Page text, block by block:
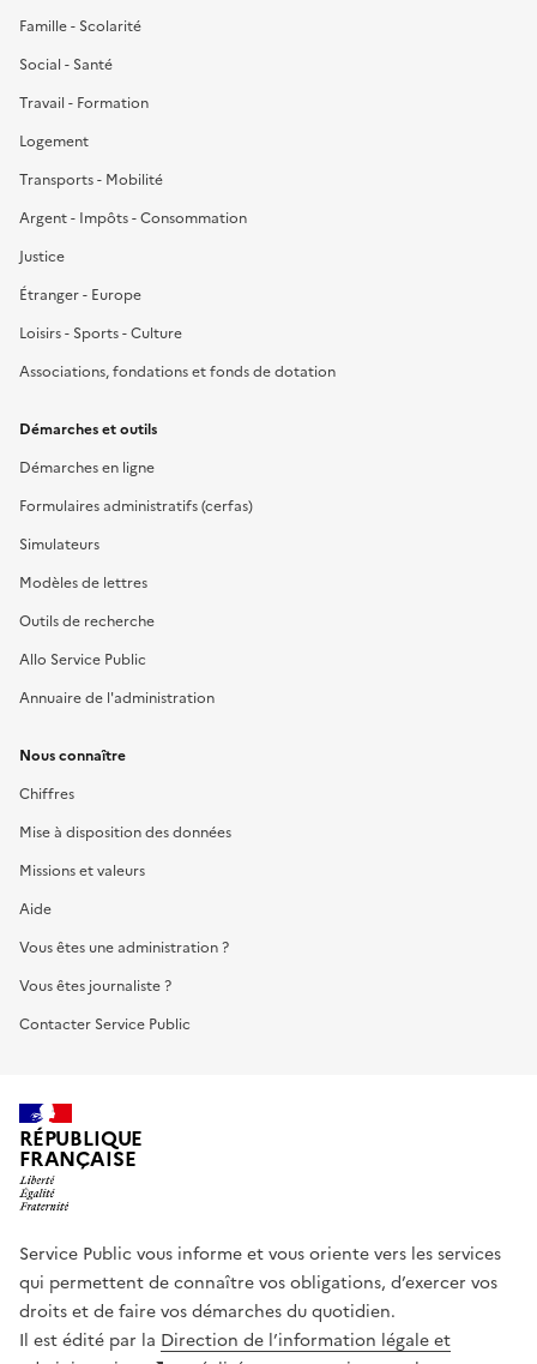
Famille - Scolarité
Social - Santé
Travail - Formation
Logement
Transports - Mobilité
Argent - Impôts - Consommation
Justice
Étranger - Europe
Loisirs - Sports - Culture
Associations, fondations et fonds de dotation
Démarches et outils
Démarches en ligne
Formulaires administratifs (cerfas)
Simulateurs
Modèles de lettres
Outils de recherche
Allo Service Public
Annuaire de l'administration
Nous connaître
Chiffres
Mise à disposition des données
Missions et valeurs
Aide
Vous êtes une administration ?
Vous êtes journaliste ?
Contacter Service Public
RÉPUBLIQUE
FRANÇAISE
Service Public vous informe et vous oriente vers les services
qui permettent de connaître vos obligations, d’exercer vos
droits et de faire vos démarches du quotidien.
Il est édité par la Direction de l’information légale et